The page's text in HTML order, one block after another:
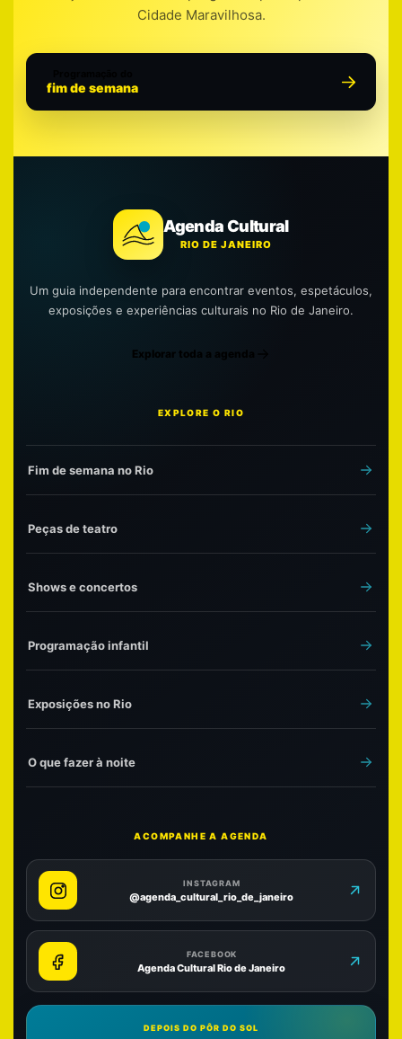
Cidade Maravilhosa.
fim de semana
Agenda Cultural
RIO DE JANEIRO
Um guia independente para encontrar eventos, espetáculos,
exposições e experiências culturais no Rio de Janeiro.
Explorar toda a agenda
EXPLORE O RIO
Fim de semana no Rio
Peças de teatro
Shows e concertos
Programação infantil
Exposições no Rio
O que fazer à noite
ACOMPANHE A AGENDA
INSTAGRAM
@agenda_cultural_rio_de_janeiro
FACEBOOK
Agenda Cultural Rio de Janeiro
DEPOIS DO PÔR DO SOL